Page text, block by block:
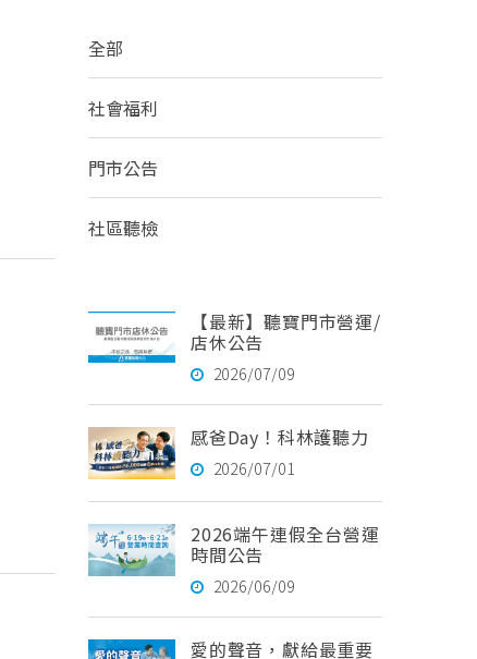
全部
社會福利
門市公告
社區聽檢
【最新】聽寶門市營運/
店休公告
2026/07/09
感爸Day！科林護聽力
2026/07/01
2026端午連假全台營運
時間公告
2026/06/09
愛的聲音，獻給最重要